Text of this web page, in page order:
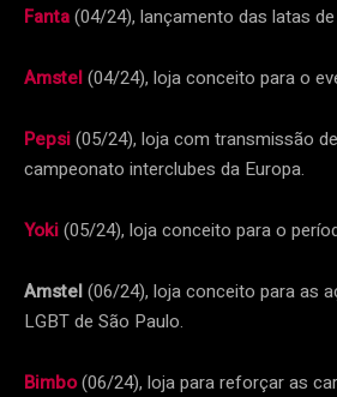
Fanta(04/24), lançamento das latas
Amstel(04/24), loja conceito para o
Pepsi(05/24), loja com transmissão
campeonato interclubes da Europa.
Yoki(05/24), loja conceito para o
Amstel(06/24), loja conceito para as
LGBT de São Paulo.
Bimbo(06/24), loja para reforçar as